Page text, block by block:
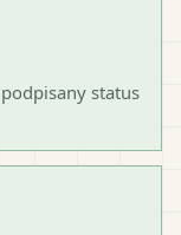
status